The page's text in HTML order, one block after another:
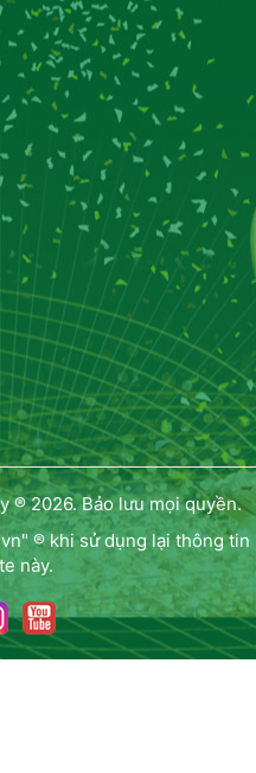
® 2026. Bảo lưu mọi quyền.
® khi sử dụng lại thông tin
này.